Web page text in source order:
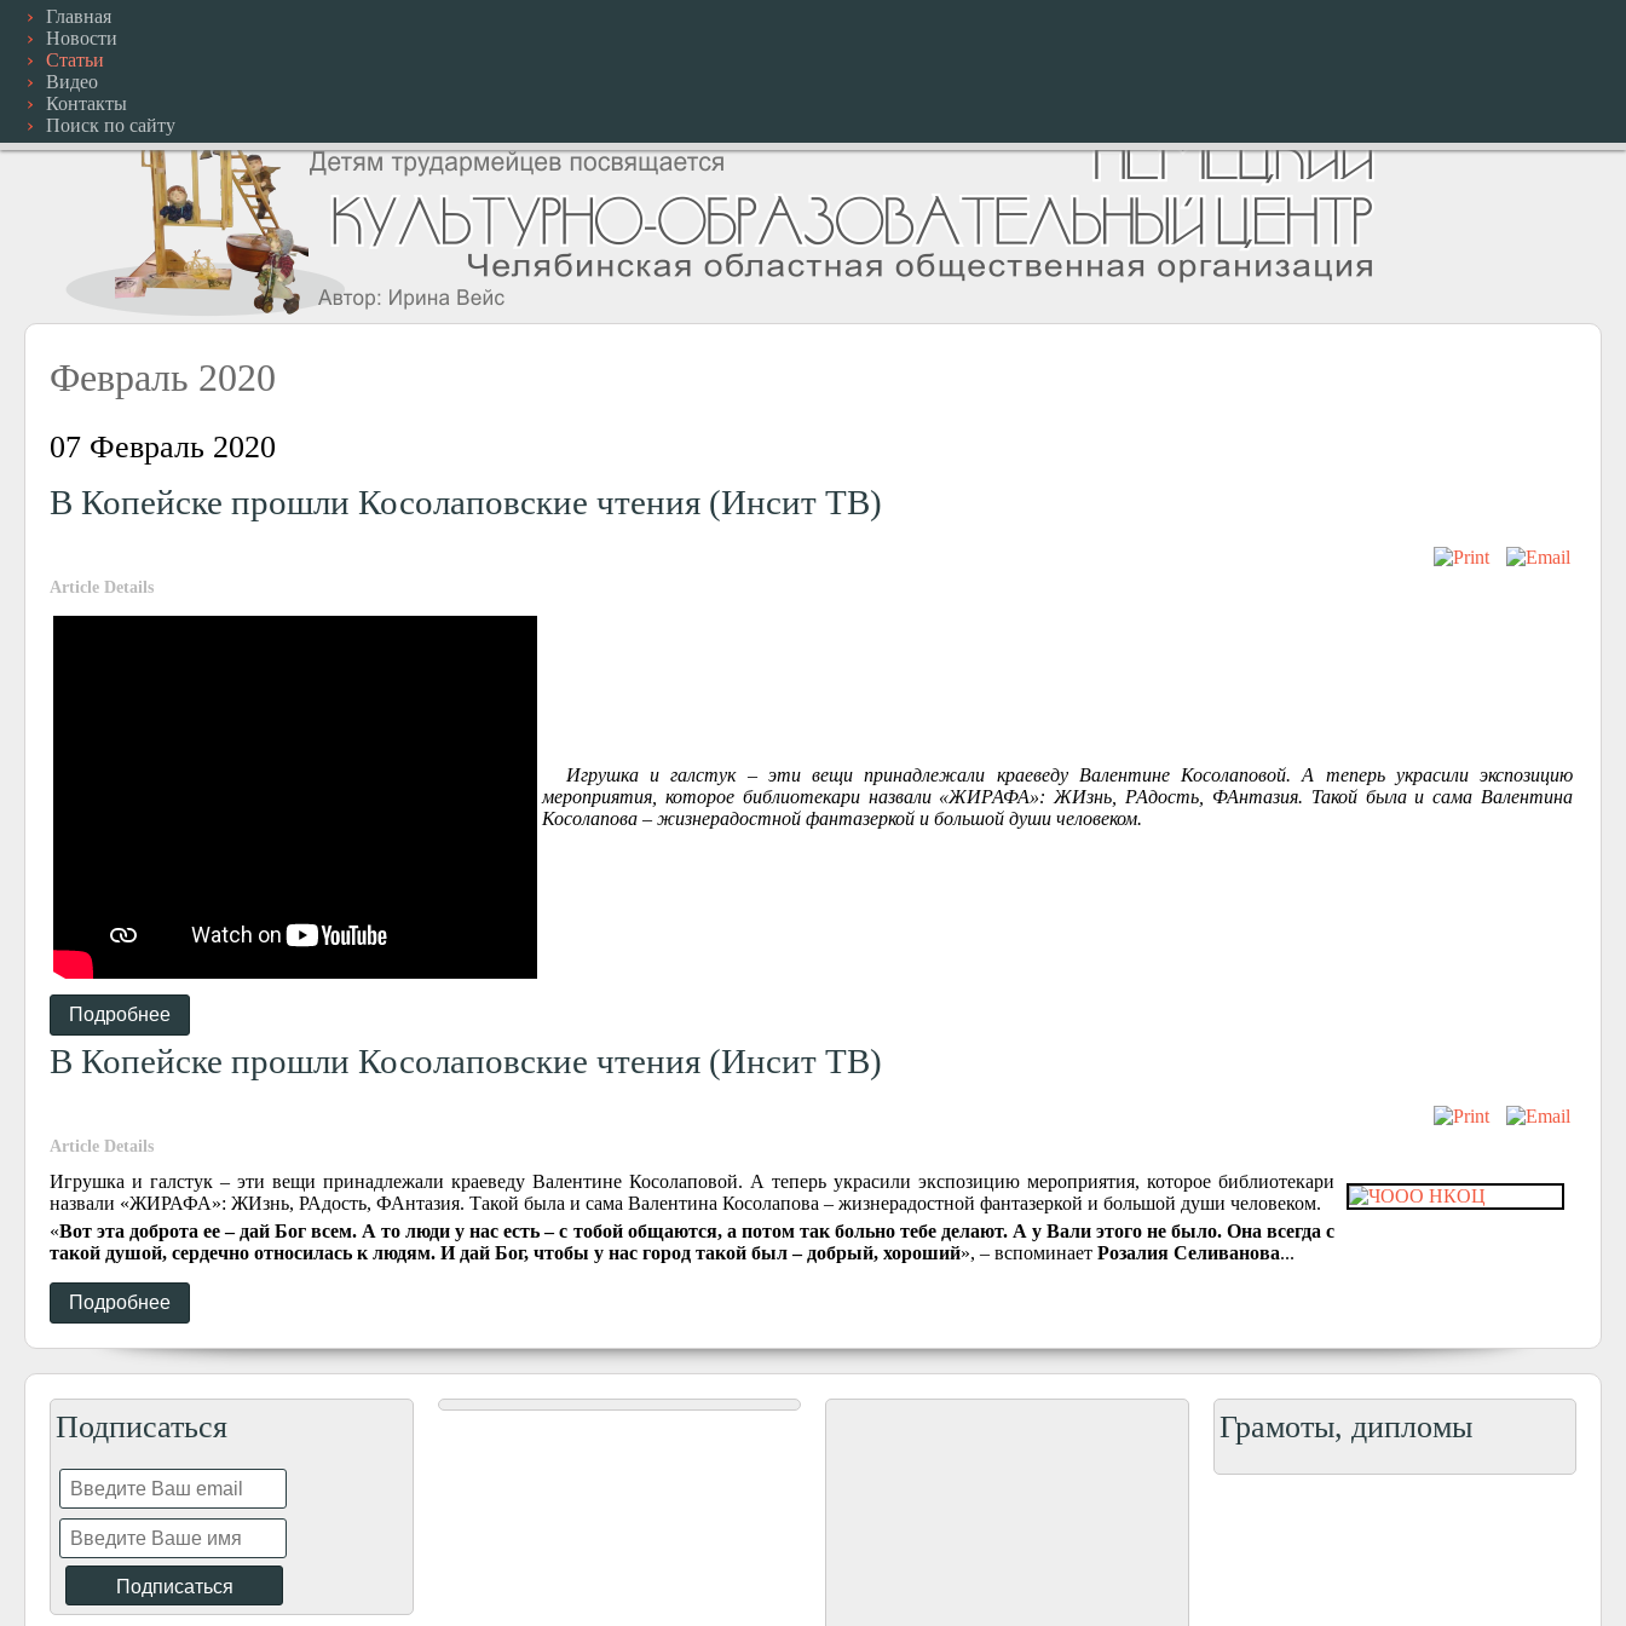
Главная
Новости
Статьи
Видео
Контакты
Поиск по сайту
Февраль 2020
07 Февраль 2020
В Копейске прошли Косолаповские чтения (Инсит ТВ)
Article Details
Игрушка и галстук – эти вещи принадлежали краеведу Валентине Косолаповой. А теперь украсили экспозицию
мероприятия, которое библиотекари назвали «ЖИРАФА»: ЖИзнь, РАдость, ФАнтазия. Такой была и сама Валентина
Косолапова – жизнерадостной фантазеркой и большой души человеком.
Подробнее
В Копейске прошли Косолаповские чтения (Инсит ТВ)
Article Details
Игрушка и галстук – эти вещи принадлежали краеведу Валентине Косолаповой. А теперь украсили экспозицию мероприятия, которое библиотекари
назвали «ЖИРАФА»: ЖИзнь, РАдость, ФАнтазия. Такой была и сама Валентина Косолапова – жизнерадостной фантазеркой и большой души человеком.
«Вот эта доброта ее – дай Бог всем. А то люди у нас есть – с тобой общаются, а потом так больно тебе делают. А у Вали этого не было. Она всегда с
такой душой, сердечно относилась к людям. И дай Бог, чтобы у нас город такой был – добрый, хороший», – вспоминает Розалия Селиванова...
Подробнее
Подписаться Грамоты, дипломы